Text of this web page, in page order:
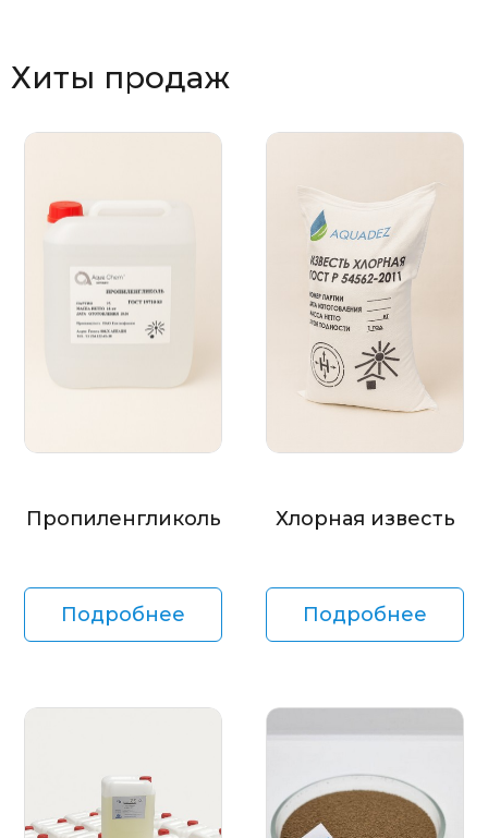
Хиты продаж
Пропиленгликоль
Подробнее
Хлорная известь
Подробнее